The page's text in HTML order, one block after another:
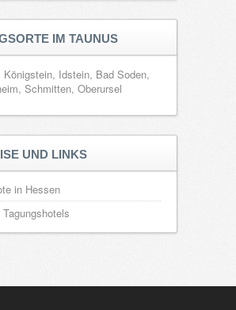
IM TAUNUS
Königstein, Idstein, Bad Soden,
Schmitten, Oberursel
UND LINKS
in Hessen